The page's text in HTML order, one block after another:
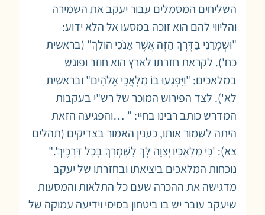
השליחים המסמלים עבור יעקב את השמירה
והליווי להם הוא זוכה במסעו אל הלא ידוע:
"וּשְׁמָרַנִי בַּדֶּרֶךְ הַזֶּה אֲשֶׁר אָנֹכִי הוֹלֵךְ" (בראשית
כח'). לקראת חזרתו לארץ הוא חוזר ופוגש
במלאכים: "וַיִּפְגְּעוּ בוֹ מַלְאֲכֵי אֱלֹהִים" ובראשית
לא'). לצד הפירוש המוכר של רש"י בעקבות
המדרש כותב רבינו בחיי: " …והפגיעה הזאת
היתה לשמור אותו, כענין האמור בצדיקים (תהלים
צא): 'כִּי מַלְאָכָיו יְצַוֶּה לָּךְ לִשְׁמָרְךָ בְּכָל דְּרָכֶיךָ'."
נוכחות המלאכים ביציאתו ובחזרתו של יעקב
מדגישה את ההכרה שעם כל התלאות והמסעות
שיעקב עובר יש בו ביטחון בסיסי וידיעה עמוקה של